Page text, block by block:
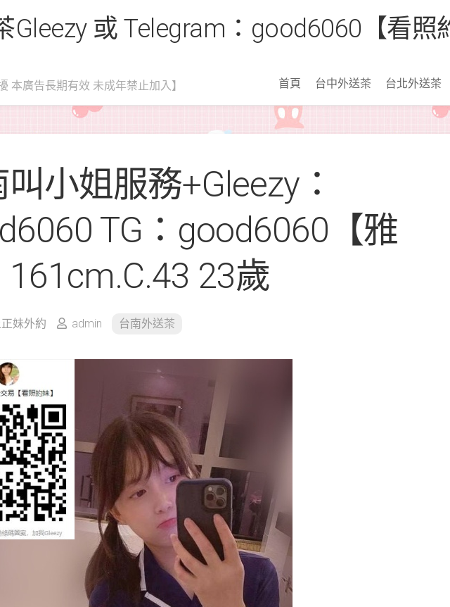
Gleezy 或 Telegram：good6060【看照
本廣告長期有效 未成年禁止加入】 首頁 台中外送茶 台北外送茶
小姐服務+Gleezy：
TG：good6060【雅
161cm.C.43 23歲
妹外約 admin 台南外送茶